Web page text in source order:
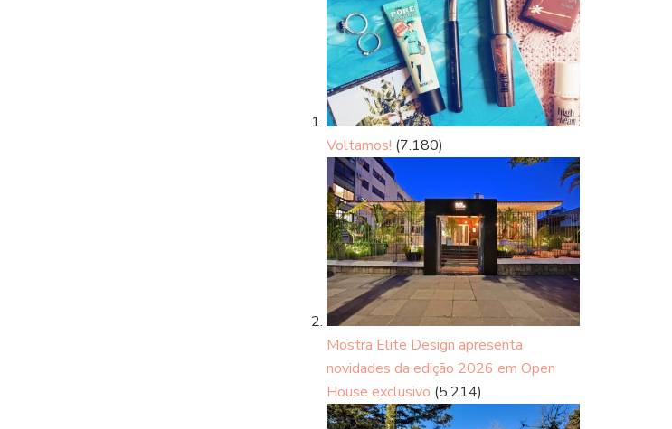
Voltamos! (7.180)
Mostra Elite Design apresenta
novidades da edição 2026 em Open
House exclusivo (5.214)